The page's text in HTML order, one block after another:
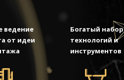
ведение
от идеи
Богатый набор
технологий и
инструментов